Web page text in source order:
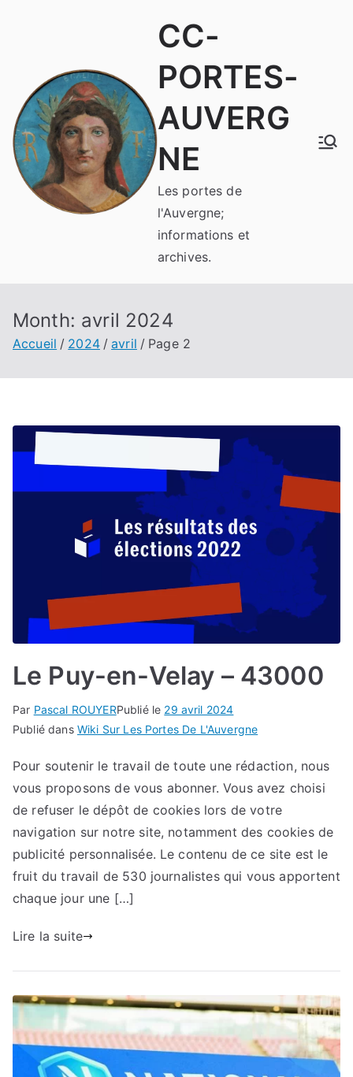
CC-
PORTES-
AUVERG
NE
Les portes de
l'Auvergne;
informations et
archives.
Month: avril 2024
Accueil 2024 avril Page 2
Le Puy-en-Velay – 43000
Par Pascal ROUYERPublié le 29 avril 2024
Publié dans Wiki Sur Les Portes De L'Auvergne
Pour soutenir le travail de toute une rédaction, nous
vous proposons de vous abonner. Vous avez choisi
de refuser le dépôt de cookies lors de votre
navigation sur notre site, notamment des cookies de
publicité personnalisée. Le contenu de ce site est le
fruit du travail de 530 journalistes qui vous apportent
chaque jour une […]
Lire la suite